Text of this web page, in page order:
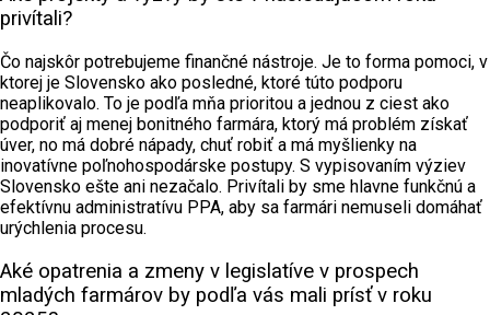
privítali?
Čo najskôr potrebujeme finančné nástroje. Je to forma pomoci, v
ktorej je Slovensko ako posledné, ktoré túto podporu
neaplikovalo. To je podľa mňa prioritou a jednou z ciest ako
podporiť aj menej bonitného farmára, ktorý má problém získať
úver, no má dobré nápady, chuť robiť a má myšlienky na
inovatívne poľnohospodárske postupy. S vypisovaním výziev
Slovensko ešte ani nezačalo. Privítali by sme hlavne funkčnú a
efektívnu administratívu PPA, aby sa farmári nemuseli domáhať
urýchlenia procesu.
Aké opatrenia a zmeny v legislatíve v prospech
mladých farmárov by podľa vás mali prísť v roku